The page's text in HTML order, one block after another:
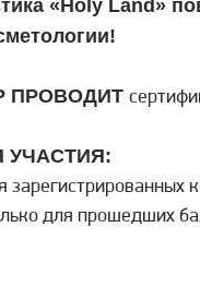
«Holy Land»
ПРОВОДИТ
УЧАСТИЯ:
зарегистрированных
для прошедших